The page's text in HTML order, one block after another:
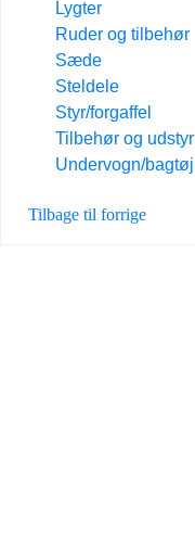
Lygter
Ruder og tilbehør
Sæde
Steldele
Styr/forgaffel
Tilbehør og udstyr
Undervogn/bagtøj
Tilbage til forrige